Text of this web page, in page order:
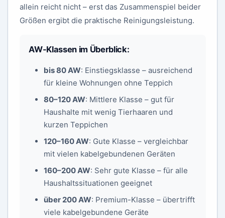
allein reicht nicht – erst das Zusammenspiel beider
Größen ergibt die praktische Reinigungsleistung.
AW-Klassen im Überblick:
bis 80 AW: Einstiegsklasse – ausreichend
für kleine Wohnungen ohne Teppich
80–120 AW: Mittlere Klasse – gut für
Haushalte mit wenig Tierhaaren und
kurzen Teppichen
120–160 AW: Gute Klasse – vergleichbar
mit vielen kabelgebundenen Geräten
160–200 AW: Sehr gute Klasse – für alle
Haushaltssituationen geeignet
über 200 AW: Premium-Klasse – übertrifft
viele kabelgebundene Geräte